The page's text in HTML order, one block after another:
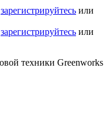
зарегистрируйтесь или
зарегистрируйтесь или
техники Greenworks